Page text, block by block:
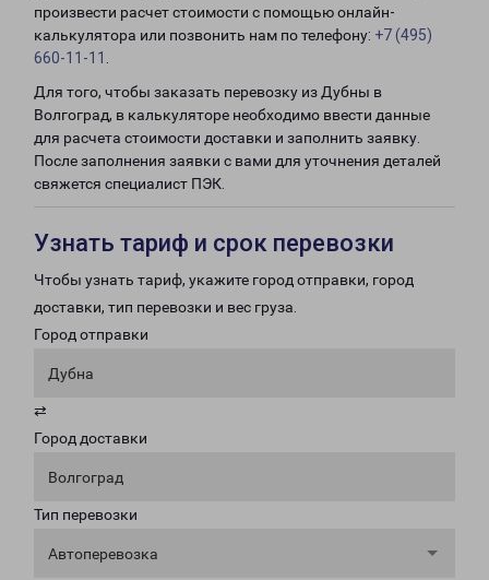
произвести расчет стоимости с помощью онлайн-
калькулятора или позвонить нам по телефону: +7 (495)
660-11-11
Для того, чтобы заказать перевозку из Дубны в
Волгоград, в калькуляторе необходимо ввести данные
для расчета стоимости доставки и заполнить заявку.
После заполнения заявки с вами для уточнения деталей
свяжется специалист ПЭК.
Узнать тариф и срок перевозки
Чтобы узнать тариф, укажите город отправки, город
доставки, тип перевозки и вес груза.
Город отправки
Дубна
⇄
Город доставки
Волгоград
Тип перевозки
Автоперевозка